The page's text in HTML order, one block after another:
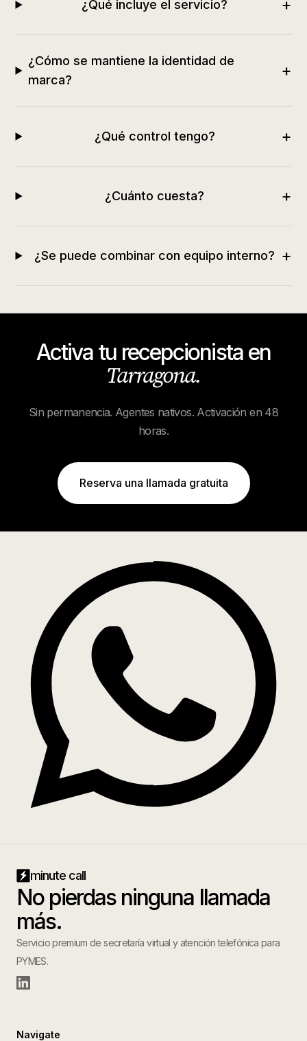
¿Qué incluye el servicio? +
¿Cómo se mantiene la identidad de
marca?
+
¿Qué control tengo? +
¿Cuánto cuesta? +
¿Se puede combinar con equipo interno? +
Activa tu recepcionista en
Tarragona.
Sin permanencia. Agentes nativos. Activación en 48
horas.
Reserva una llamada gratuita
minute call
No pierdas ninguna llamada
más.
Servicio premium de secretaría virtual y atención telefónica para
PYMES.
Navigate